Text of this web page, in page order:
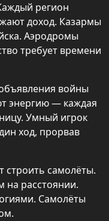
регион
доход. Казармы
Аэродромы
требует времени
войны
энергию — каждая
Умный игрок
ход, прорвав
самолёты.
на расстоянии.
Самолёты